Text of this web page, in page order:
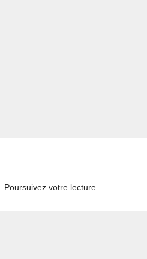
Poursuivez votre lecture